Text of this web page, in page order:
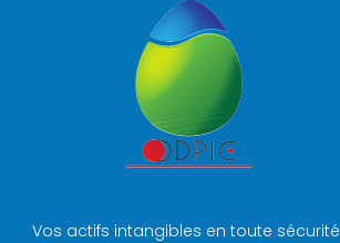
Vos actifs intangibles en toute sécurité